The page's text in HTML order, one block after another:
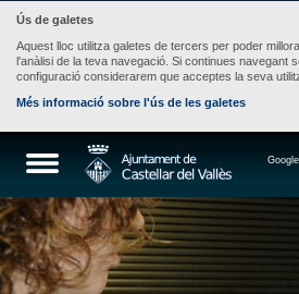
Ús de galetes
Aquest lloc utilitza galetes de tercers per poder
l'anàlisi de la teva navegació. Si continues navegant
configuració considerarem que acceptes la seva
Més informació sobre l'ús de les galetes